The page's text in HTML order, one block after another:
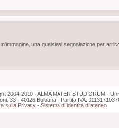
una qualsiasi segnalazione per
2004-2010 - ALMA MATER STUDIORUM -
33 - 40126 Bologna - Partita IVA:
sulla Privacy -Sistema di identità di ateneo